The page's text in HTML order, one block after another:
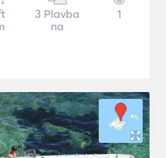
3 Plavba
na
1